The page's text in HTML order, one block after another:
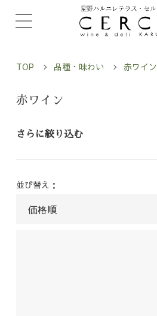
TOP 品種・味わい 赤ワイン
赤ワイン
さらに絞り込む
並び替え：